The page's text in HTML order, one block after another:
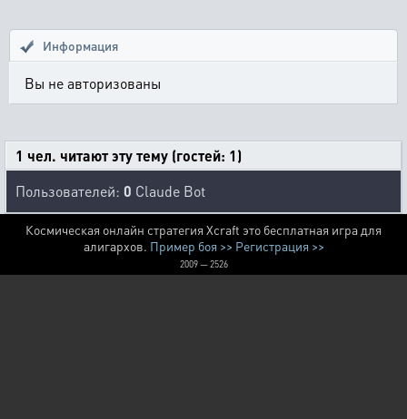
Информация
Вы не авторизованы
1 чел. читают эту тему (гостей: 1)
Пользователей: 0 Claude Bot
Космическая онлайн стратегия Xcraft это бесплатная игра для
алигархов. Пример боя >> Регистрация >>
2009 — 2526